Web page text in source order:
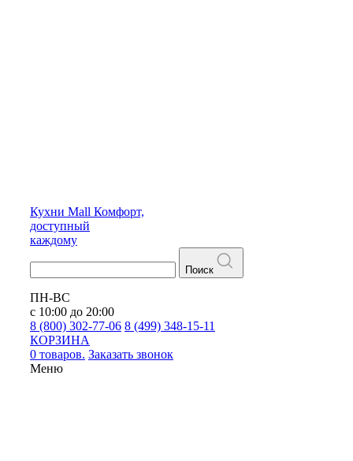
Кухни Mall Комфорт,
доступный
каждому
Поиск
ПН-ВС
с 10:00 до 20:00
8 (800) 302-77-06 8 (499) 348-15-11
КОРЗИНА
0 товаров. Заказать звонок
Меню